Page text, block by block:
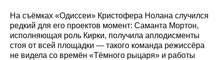
На съёмках «Одиссеи» Кристофера Нолана случился
редкий для его проектов момент: Саманта Мортон,
исполняющая роль Кирки, получила аплодисменты
стоя от всей площадки — такого команда режиссёра
не видела со времён «Тёмного рыцаря» и работы